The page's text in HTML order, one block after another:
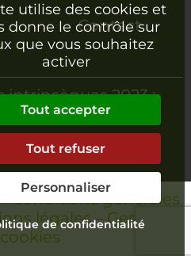
Contact
intrinsèques 2023 :
Conditions générales
légales–Gestion
utilise des cookies et
donne le contrôle sur
que vous souhaitez
activer
Tout accepter
Tout refuser
Personnaliser
de confidentialité